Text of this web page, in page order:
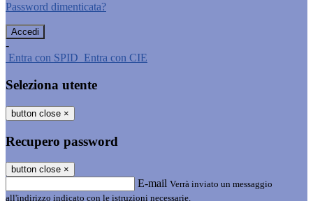
Password dimenticata?
-
Entra con SPID Entra con CIE
Seleziona utente
button close ×
Recupero password
button close ×
E-mail Verrà inviato un messaggio
all'indirizzo indicato con le istruzioni necessarie.